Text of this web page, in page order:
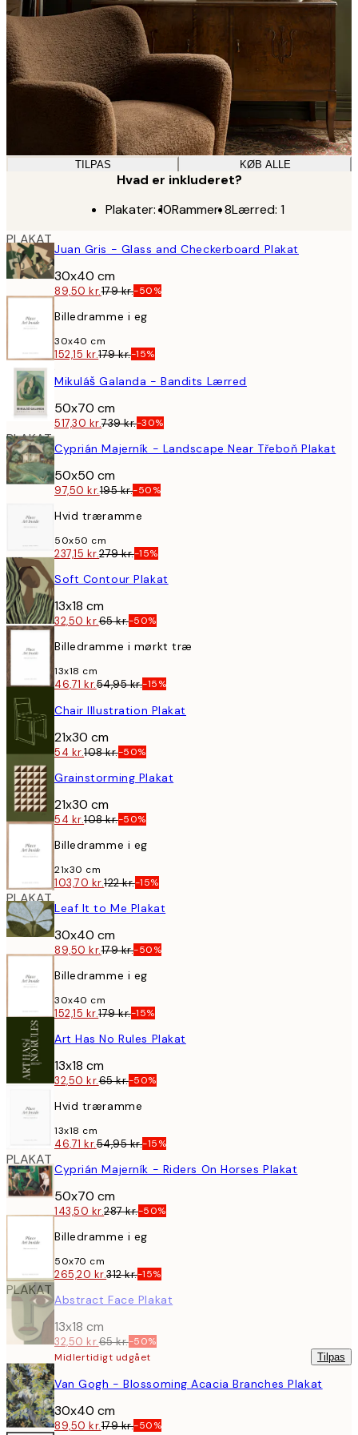
TILPAS KØB ALLE
Hvad er inkluderet?
Plakater: 10Rammer:8Lærred: 1
PLAKAT
Juan Gris - Glass and Checkerboard Plakat
30x40 cm
89,50 kr.179 kr.-50%
Billedramme i eg
30x40 cm
152,15 kr.179 kr.-15%
LÆRRED
Mikuláš Galanda - Bandits Lærred
50x70 cm
517,30 kr.739 kr.-30%
PLAKAT
Cyprián Majerník - Landscape Near Třeboň Plakat
50x50 cm
97,50 kr.195 kr.-50%
Hvid træramme
50x50 cm
237,15 kr.279 kr.-15%
PLAKAT
Soft Contour Plakat
13x18 cm
32,50 kr.65 kr.-50%
Billedramme i mørkt træ
13x18 cm
46,71 kr.54,95 kr.-15%
PLAKAT
Chair Illustration Plakat
21x30 cm
54 kr.108 kr.-50%
PLAKAT
Grainstorming Plakat
21x30 cm
54 kr.108 kr.-50%
Billedramme i eg
21x30 cm
103,70 kr.122 kr.-15%
PLAKAT
Leaf It to Me Plakat
30x40 cm
89,50 kr.179 kr.-50%
Billedramme i eg
30x40 cm
152,15 kr.179 kr.-15%
PLAKAT
Art Has No Rules Plakat
13x18 cm
32,50 kr.65 kr.-50%
Hvid træramme
13x18 cm
46,71 kr.54,95 kr.-15%
PLAKAT
Cyprián Majerník - Riders On Horses Plakat
50x70 cm
143,50 kr.287 kr.-50%
Billedramme i eg
50x70 cm
265,20 kr.312 kr.-15%
PLAKAT
Abstract Face Plakat
13x18 cm
32,50 kr.65 kr.-50%
Midlertidigt udgået
Tilpas
PLAKAT
Van Gogh - Blossoming Acacia Branches Plakat
30x40 cm
89,50 kr.179 kr.-50%